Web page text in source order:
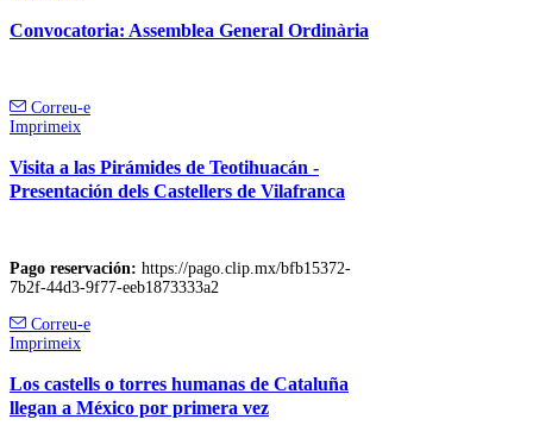
Convocatoria: Assemblea General Ordinària
Correu-e
Imprimeix
Visita a las Pirámides de Teotihuacán -
Presentación dels Castellers de Vilafranca
Pago reservación: https://pago.clip.mx/bfb15372-
7b2f-44d3-9f77-eeb1873333a2
Correu-e
Imprimeix
Los castells o torres humanas de Cataluña
llegan a México por primera vez